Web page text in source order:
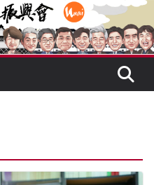
背後的密碼
上手 – 山形純米大
～ くどき上手